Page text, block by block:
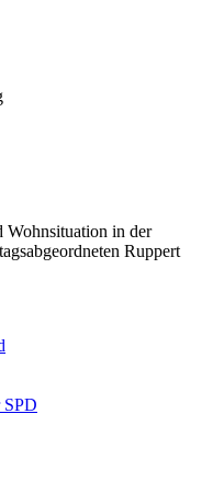
Wohnsituation in der
Ruppert
SPD